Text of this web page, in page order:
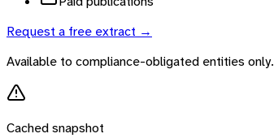
Request a free extract →
Available to compliance-obligated entities only.
Cached snapshot